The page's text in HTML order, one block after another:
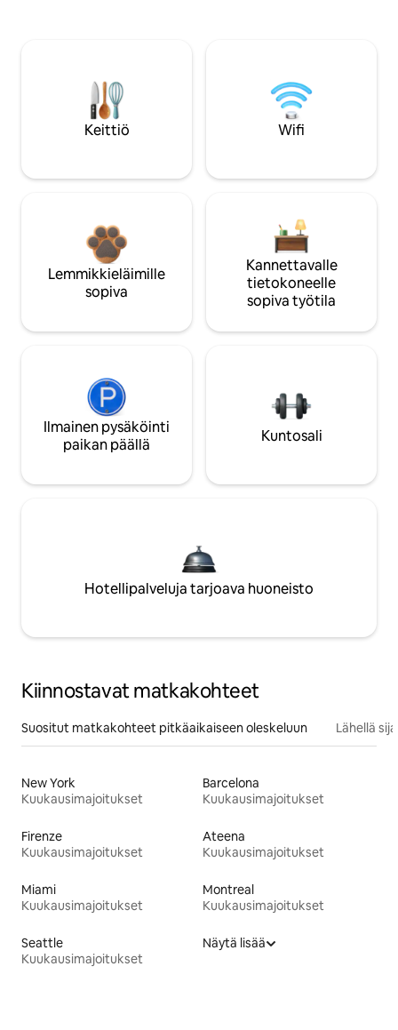
Keittiö Wifi
Lemmikkieläimille
sopiva
Kannettavalle
tietokoneelle
sopiva työtila
Ilmainen pysäköinti
paikan päällä
Kuntosali
Hotellipalveluja tarjoava huoneisto
Kiinnostavat matkakohteet
Suositut matkakohteet pitkäaikaiseen oleskeluun Lähellä
New York
Kuukausimajoitukset
Barcelona
Kuukausimajoitukset
Firenze
Kuukausimajoitukset
Ateena
Kuukausimajoitukset
Miami
Kuukausimajoitukset
Montreal
Kuukausimajoitukset
Seattle
Kuukausimajoitukset
Näytä lisää